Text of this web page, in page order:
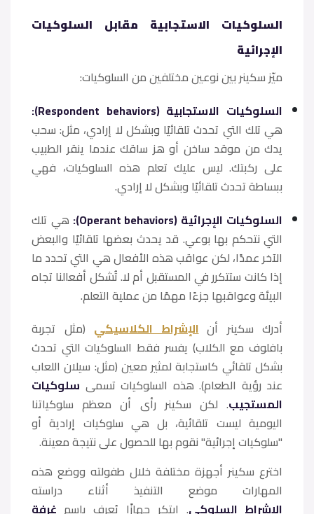
السلوكيات الاستجابية مقابل السلوكيات
الإجرائية
ميّز سكينر بين نوعين مختلفين من السلوكيات:
السلوكيات الاستجابية (Respondent behaviors):
هي تلك التي تحدث تلقائيًا وبشكل لا إرادي، مثل: سحب
يدك من موقد ساخن أو هز ساقك عندما ينقر الطبيب
على ركبتك. ليس عليك تعلم هذه السلوكيات، فهي
ببساطة تحدث تلقائيًا وبشكل لا إرادي.
السلوكيات الإجرائية (Operant behaviors):
هي تلك
التي نتحكم بها بوعي. قد يحدث بعضها تلقائيًا والبعض
الآخر عمدًا، لكن عواقب هذه الأفعال هي التي تحدد ما
إذا كانت ستتكرر في المستقبل أم لا. تُشكل أفعالنا تجاه
البيئة وعواقبها جزءًا مهمًا من عملية التعلم.
أدرك سكينر أن الإشراط الكلاسيكي (مثل تجربة
بافلوف مع الكلاب) يفسر فقط السلوكيات التي تحدث
بشكل تلقائي كاستجابة لمثير معين (مثل: سيلان اللعاب
عند رؤية الطعام). هذه السلوكيات تسمى سلوكيات
المستجيب. لكن سكينر رأى أن معظم سلوكياتنا
اليومية ليست تلقائية، بل هي سلوكيات إرادية أو
"سلوكيات إجرائية" نقوم بها للحصول على نتيجة معينة.
اخترع سكينر أجهزة مختلفة خلال طفولته ووضع هذه
المهارات موضع التنفيذ أثناء دراسته
الإشراط السلوكي. ابتكر جهازًا يُعرف باسم غرفة